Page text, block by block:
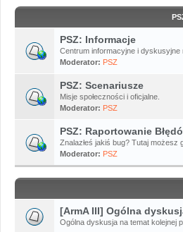
PSZ: Informacje
Centrum informacyjne i dyskusyjne
Moderator: PSZ
PSZ: Scenariusze
Misje społeczności i oficjalne.
Moderator: PSZ
PSZ: Raportowanie
Znalazłeś jakiś bug? Tutaj możesz
Moderator: PSZ
[ArmA III] Ogólna
Ogólna dyskusja na temat kolejnej